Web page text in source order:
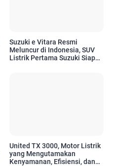
Suzuki e Vitara Resmi
Meluncur di Indonesia, SUV
Listrik Pertama Suzuki Siap
United TX 3000, Motor Listrik
yang Mengutamakan
Kenyamanan, Efisiensi, dan